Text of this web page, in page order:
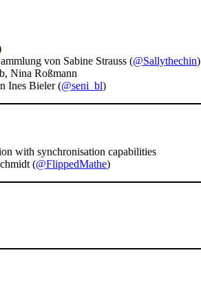
von Sabine Strauss (@Sallythechin)
Nina Roßmann
Ines Bieler (@seni_bl)
with synchronisation capabilities
(@FlippedMathe)